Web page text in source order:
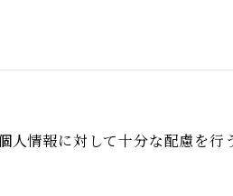
情報に対して十分な配慮を行